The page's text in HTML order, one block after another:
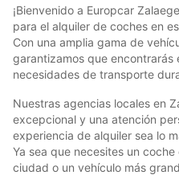
¡Bienvenido a Europcar
para el alquiler de coches en
Con una amplia gama de
garantizamos que
necesidades de transporte
Nuestras agencias locales en
excepcional y una atención
experiencia de alquiler sea lo
Ya sea que necesites un
ciudad o un vehículo más